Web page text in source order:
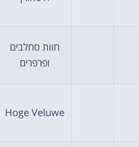
חוות סחלבים
ופרפרים
Hoge Veluwe